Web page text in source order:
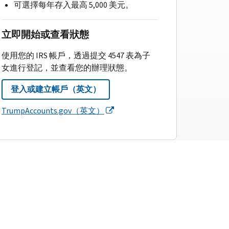
可選擇每年存入最高 5,000 美元。
立即開始或查看狀態
使用您的 IRS 帳戶，透過提交 4547 表為子
女進行登記，並查看您的辦理狀態。
登入或建立帳戶（英文）
TrumpAccounts.gov（英文）